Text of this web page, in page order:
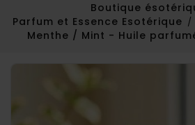
Boutique
Parfum et Essence Esotérique
Menthe / Mint - Huile